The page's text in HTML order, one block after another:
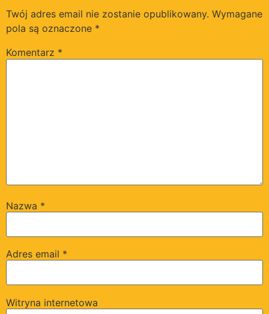
Twój adres email nie zostanie opublikowany. Wymagane
pola są oznaczone *
Komentarz *
Nazwa *
Adres email *
Witryna internetowa